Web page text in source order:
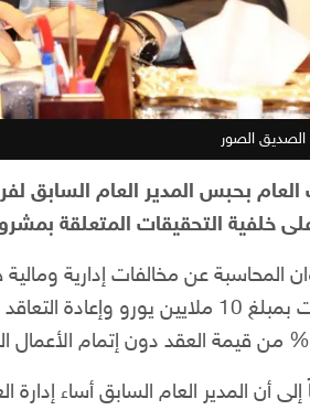
الصديق الصور
بحبس المدير العام السابق
خلفية التحقيقات المتعلقة
المحاسبة عن مخالفات إدارية
مع شركة مقاولات بمبلغ 10 ملايين